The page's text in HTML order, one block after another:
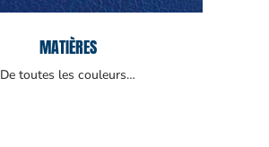
MATIÈRES
De toutes les couleurs…